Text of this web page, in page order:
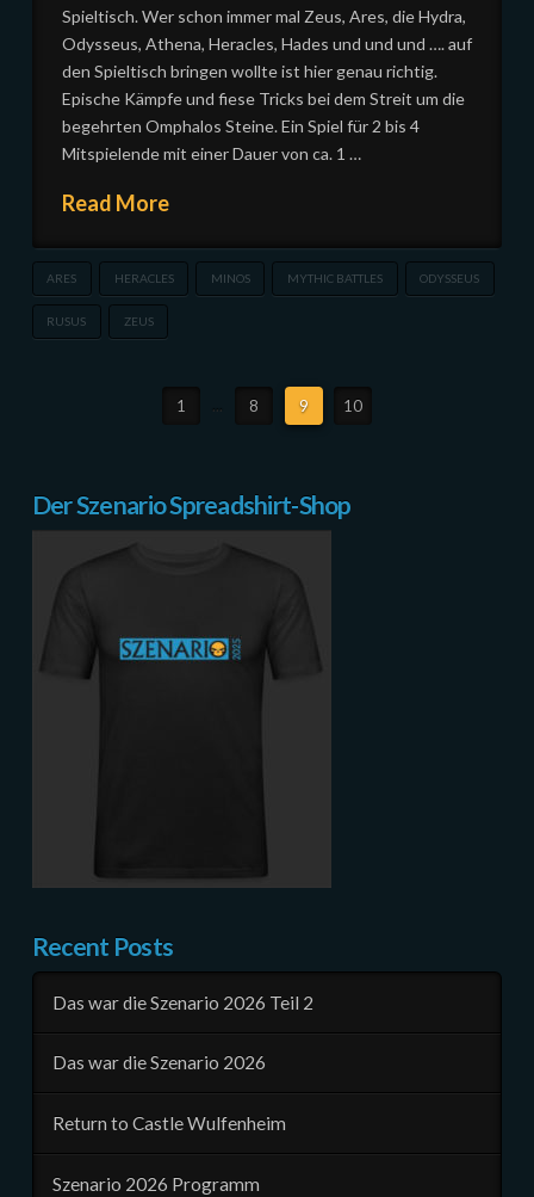
Spieltisch. Wer schon immer mal Zeus, Ares, die Hydra,
Odysseus, Athena, Heracles, Hades und und und …. auf
den Spieltisch bringen wollte ist hier genau richtig.
Epische Kämpfe und fiese Tricks bei dem Streit um die
begehrten Omphalos Steine. Ein Spiel für 2 bis 4
Mitspielende mit einer Dauer von ca. 1 …
Read More
ARES HERACLES MINOS MYTHIC BATTLES ODYSSEUS
RUSUS ZEUS
1 ... 8 9 10
Der Szenario Spreadshirt-Shop
Recent Posts
Das war die Szenario 2026 Teil 2
Das war die Szenario 2026
Return to Castle Wulfenheim
Szenario 2026 Programm